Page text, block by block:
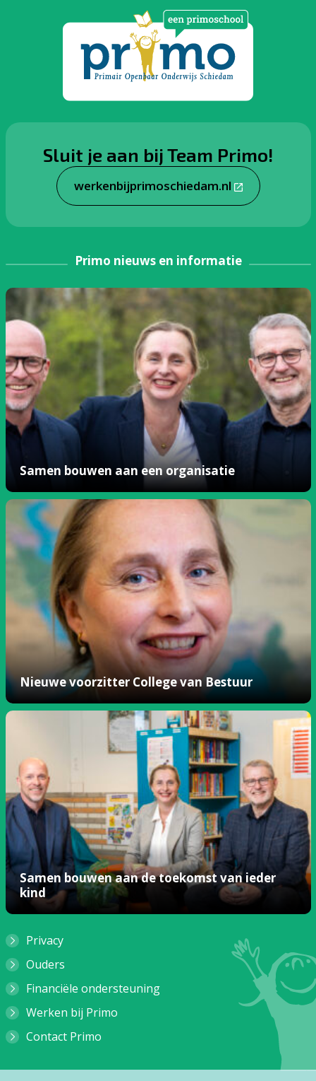
Sluit je aan bij Team Primo!
werkenbijprimoschiedam.nl
Primo nieuws en informatie
Samen bouwen aan een organisatie
Nieuwe voorzitter College van Bestuur
Samen bouwen aan de toekomst van ieder
kind
Privacy
Ouders
Financiële ondersteuning
Werken bij Primo
Contact Primo